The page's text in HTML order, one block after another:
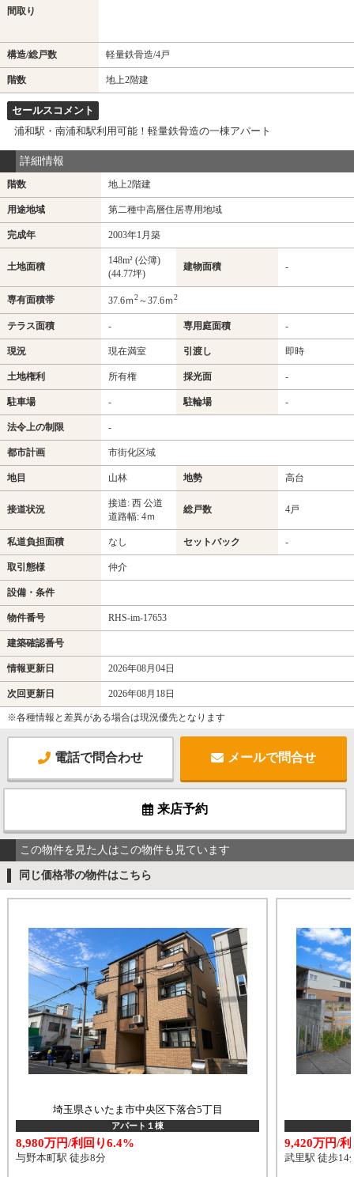
間取り
構造/総戸数 軽量鉄骨造/4戸
階数 地上2階建
セールスコメント
浦和駅・南浦和駅利用可能！軽量鉄骨造の一棟アパート
詳細情報
階数 地上2階建
用途地域 第二種中高層住居専用地域
完成年 2003年1月築
土地面積
148m² (公簿)
(44.77坪)
建物面積 -
専有面積帯 37.6ｍ2～37.6ｍ2
テラス面積 - 専用庭面積 -
現況 現在満室 引渡し 即時
土地権利 所有権 採光面 -
駐車場 - 駐輪場 -
法令上の制限 -
都市計画 市街化区域
地目 山林 地勢 高台
接道状況
接道: 西 公道
道路幅: 4ｍ
総戸数 4戸
私道負担面積 なし セットバック -
取引態様 仲介
設備・条件
物件番号 RHS-im-17653
建築確認番号
情報更新日 2026年08月04日
次回更新日 2026年08月18日
※各種情報と差異がある場合は現況優先となります
電話で問合わせ メールで問合せ
来店予約
この物件を見た人はこの物件も見ています
同じ価格帯の物件はこちら
埼玉県さいたま市中央区下落合5丁目
アパート１棟
8,980万円/利回り6.4%
与野本町駅 徒歩8分
9,420万円/
武里駅 徒歩14